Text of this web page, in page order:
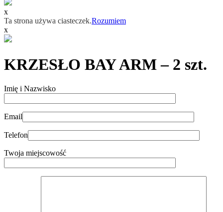
x
Ta strona używa ciasteczek.Rozumiem
x
KRZESŁO BAY ARM – 2 szt.
Imię i Nazwisko
Email
Telefon
Twoja miejscowość